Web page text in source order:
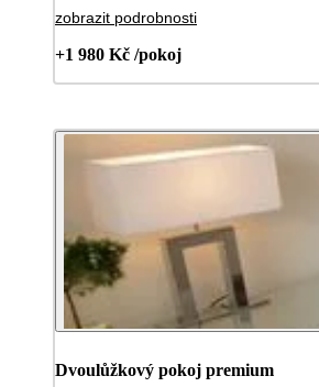
zobrazit podrobnosti
+1 980 Kč /pokoj
Dvoulůžkový pokoj premium